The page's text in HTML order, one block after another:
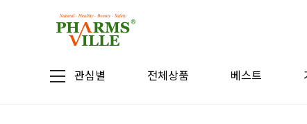
관심별 전체상품 베스트